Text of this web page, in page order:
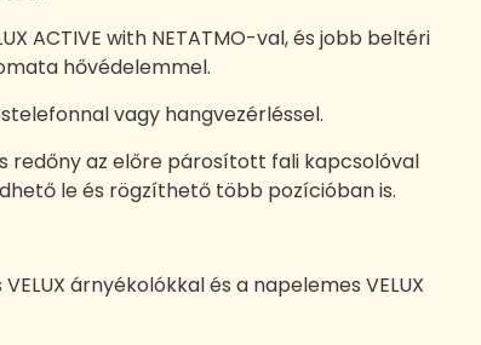
ACTIVE with NETATMO-val, és jobb beltéri
hővédelemmel.
vagy hangvezérléssel.
redőny az előre párosított fali kapcsolóval
le és rögzíthető több pozícióban is.
árnyékolókkal és a napelemes VELUX